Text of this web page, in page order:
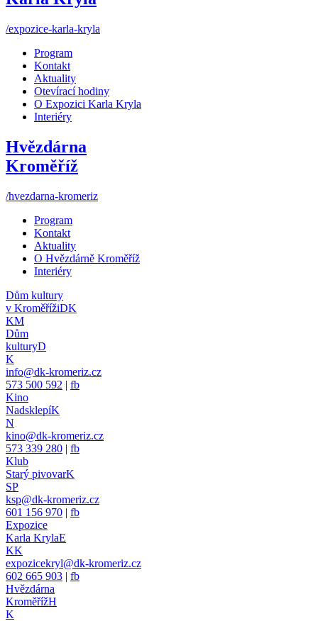
/expozice-karla-kryla
Program
Kontakt
Aktuality
Otevírací hodiny
O Expozici Karla Kryla
Interiéry
Hvězdárna
Kroměříž
/hvezdarna-kromeriz
Program
Kontakt
Aktuality
O Hvězdárně Kroměříž
Interiéry
Dům kultury
v KroměřížiDK
KM
Dům
kulturyD
K
info@dk-kromeriz.cz
573 500 592 | fb
Kino
NadsklepíK
N
kino@dk-kromeriz.cz
573 339 280 | fb
Klub
Starý pivovarK
SP
ksp@dk-kromeriz.cz
601 156 970 | fb
Expozice
Karla KrylaE
KK
expozicekryl@dk-kromeriz.cz
602 665 903 | fb
Hvězdárna
KroměřížH
K